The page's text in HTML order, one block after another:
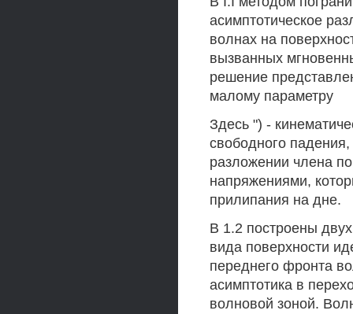
асимптотическое
волнах на
вызванных
решение
малому параметру
Здесь ") -
свободного
разложении члена
напряжениями,
прилипания на дне.
В 1.2 построены
вида поверхности
переднего фронта
асимптотика в
волновой зоной.